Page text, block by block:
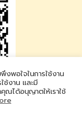
งพอใจในการใช้งาน
ช้งาน และมี
ณได้อนุญาตให้เราใช้